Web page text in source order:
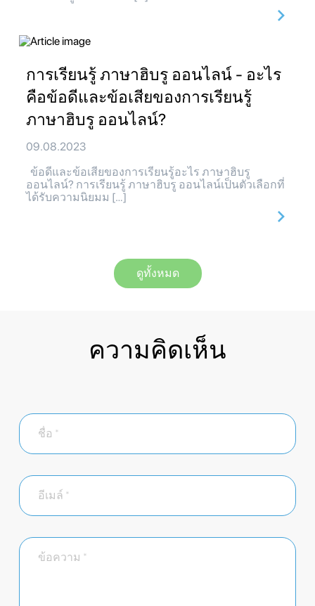
การเรียนรู้ ภาษาฮิบรู ออนไลน์ - อะไร
คือข้อดีและข้อเสียของการเรียนรู้
ภาษาฮิบรู ออนไลน์?
09.08.2023
ข้อดีและข้อเสียของการเรียนรู้อะไร ภาษาฮิบรู
ออนไลน์? การเรียนรู้ ภาษาฮิบรู ออนไลน์เป็นตัวเลือกที่
ได้รับความนิยมม […]
ดูทั้งหมด
ความคิดเห็น